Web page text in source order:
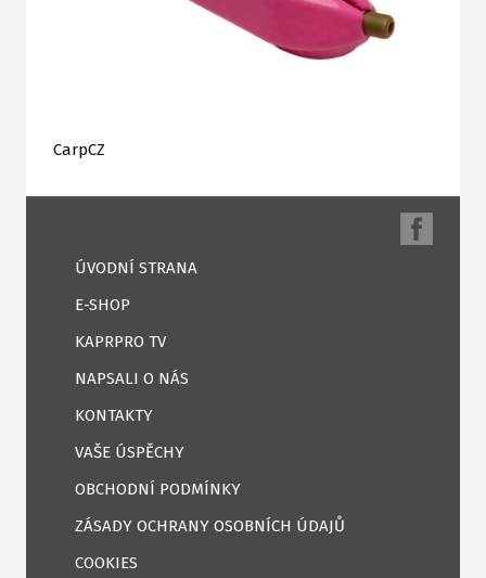
CarpCZ
ÚVODNÍ STRANA
E-SHOP
KAPRPRO TV
NAPSALI O NÁS
KONTAKTY
VAŠE ÚSPĚCHY
OBCHODNÍ PODMÍNKY
ZÁSADY OCHRANY OSOBNÍCH ÚDAJŮ
COOKIES